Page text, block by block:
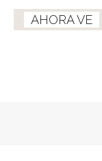
AHORA VE